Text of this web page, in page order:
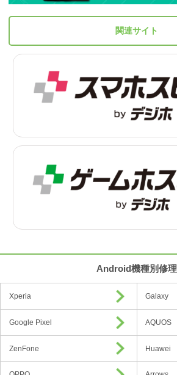
関連サイト
Android機種別修理
Xperia Galaxy
Google Pixel AQUOS
ZenFone Huawei